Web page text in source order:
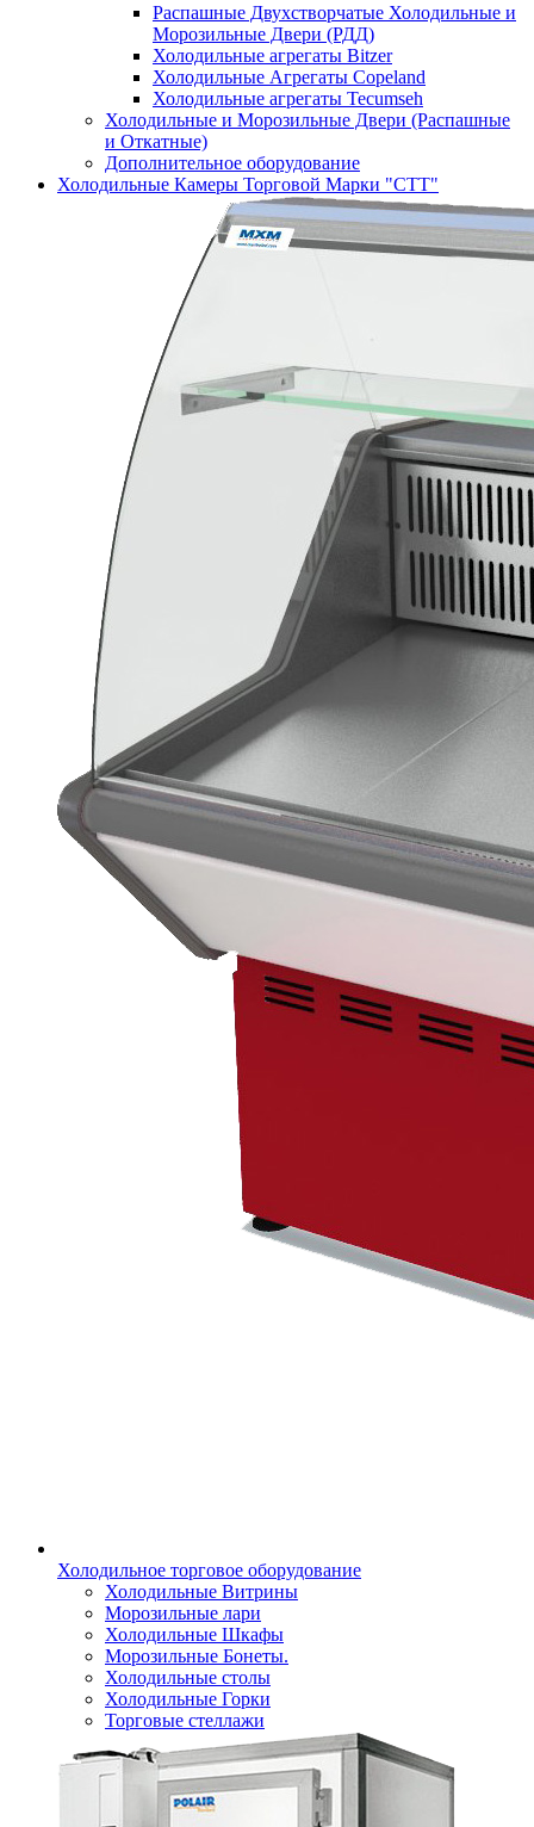
Распашные Двухстворчатые Холодильные и
Морозильные Двери (РДД)
Холодильные агрегаты Bitzer
Холодильные Агрегаты Copeland
Холодильные агрегаты Tecumseh
Холодильные и Морозильные Двери (Распашные
и Откатные)
Дополнительное оборудование
Холодильные Камеры Торговой Марки "СТТ"
Холодильное торговое оборудование
Холодильные Витрины
Морозильные лари
Холодильные Шкафы
Морозильные Бонеты.
Холодильные столы
Холодильные Горки
Торговые стеллажи